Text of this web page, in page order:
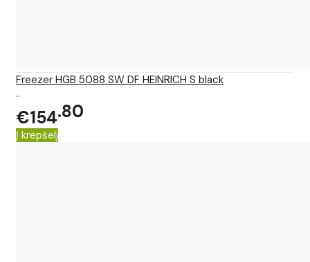
Freezer HGB 5088 SW DF HEINRICH S black
..
€154 80
Į krepšelį